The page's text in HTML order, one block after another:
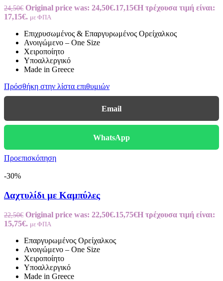
24,50€ Original price was: 24,50€.17,15€Η τρέχουσα τιμή είναι:
17,15€. με ΦΠΑ
Επιχρυσωμένος & Επαργυρωμένος Ορείχαλκος
Ανοιγώμενο – One Size
Χειροποίητο
Υποαλλεργικό
Made in Greece
Πρόσθήκη στην λίστα επιθυμιών
Email
WhatsApp
Προεπισκόπηση
-30%
Δαχτυλίδι με Καμπύλες
22,50€ Original price was: 22,50€.15,75€Η τρέχουσα τιμή είναι:
15,75€. με ΦΠΑ
Επαργυρωμένος Ορείχαλκος
Ανοιγώμενο – One Size
Χειροποίητο
Υποαλλεργικό
Made in Greece